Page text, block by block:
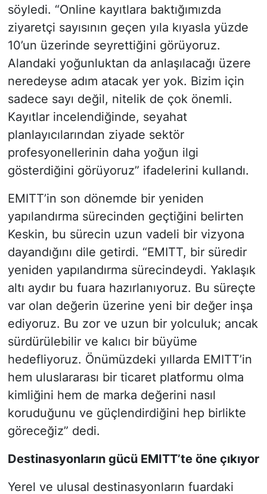
söyledi. “Online kayıtlara baktığımızda
ziyaretçi sayısının geçen yıla kıyasla yüzde
10’un üzerinde seyrettiğini görüyoruz.
Alandaki yoğunluktan da anlaşılacağı üzere
neredeyse adım atacak yer yok. Bizim için
sadece sayı değil, nitelik de çok önemli.
Kayıtlar incelendiğinde, seyahat
planlayıcılarından ziyade sektör
profesyonellerinin daha yoğun ilgi
gösterdiğini görüyoruz” ifadelerini kullandı.
EMITT’in son dönemde bir yeniden
yapılandırma sürecinden geçtiğini belirten
Keskin, bu sürecin uzun vadeli bir vizyona
dayandığını dile getirdi. “EMITT, bir süredir
yeniden yapılandırma sürecindeydi. Yaklaşık
altı aydır bu fuara hazırlanıyoruz. Bu süreçte
var olan değerin üzerine yeni bir değer inşa
ediyoruz. Bu zor ve uzun bir yolculuk; ancak
sürdürülebilir ve kalıcı bir büyüme
hedefliyoruz. Önümüzdeki yıllarda EMITT’in
hem uluslararası bir ticaret platformu olma
kimliğini hem de marka değerini nasıl
koruduğunu ve güçlendirdiğini hep birlikte
göreceğiz” dedi.
Destinasyonların gücü EMITT’te öne çıkıyor
Yerel ve ulusal destinasyonların fuardaki